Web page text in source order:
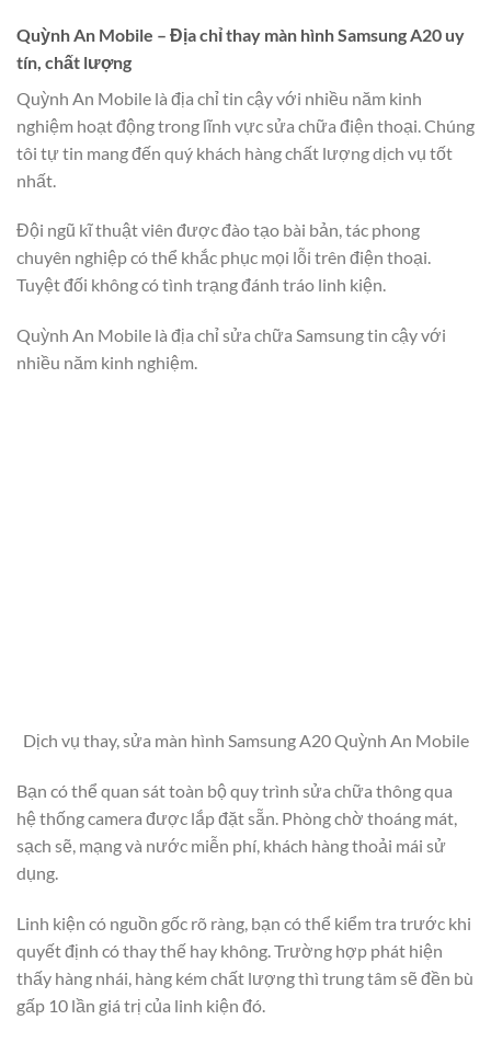
Quỳnh An Mobile – Địa chỉ thay màn hình Samsung A20 uy
tín, chất lượng
Quỳnh An Mobile là địa chỉ tin cậy với nhiều năm kinh
nghiệm hoạt động trong lĩnh vực sửa chữa điện thoại. Chúng
tôi tự tin mang đến quý khách hàng chất lượng dịch vụ tốt
nhất.
Đội ngũ kĩ thuật viên được đào tạo bài bản, tác phong
chuyên nghiệp có thể khắc phục mọi lỗi trên điện thoại.
Tuyệt đối không có tình trạng đánh tráo linh kiện.
Quỳnh An Mobile là địa chỉ sửa chữa Samsung tin cậy với
nhiều năm kinh nghiệm.
Dịch vụ thay, sửa màn hình Samsung A20 Quỳnh An Mobile
Bạn có thể quan sát toàn bộ quy trình sửa chữa thông qua
hệ thống camera được lắp đặt sẵn. Phòng chờ thoáng mát,
sạch sẽ, mạng và nước miễn phí, khách hàng thoải mái sử
dụng.
Linh kiện có nguồn gốc rõ ràng, bạn có thể kiểm tra trước khi
quyết định có thay thế hay không. Trường hợp phát hiện
thấy hàng nhái, hàng kém chất lượng thì trung tâm sẽ đền bù
gấp 10 lần giá trị của linh kiện đó.